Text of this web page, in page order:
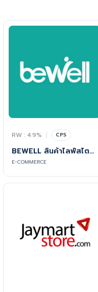
RW : 4.9% | CPS
BEWELL สินค้าไลฟ์สไตล์เพื่อสุขภาพ
E-COMMERCE